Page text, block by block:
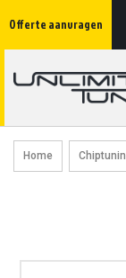
Offerte aanvragen
Home